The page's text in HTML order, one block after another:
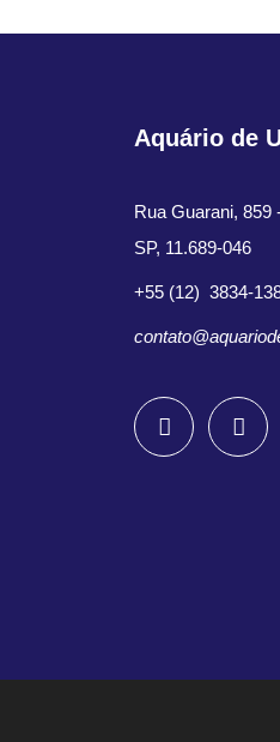
Aquário de
Rua Guarani, 859
SP, 11.689-046
+55 (12) 3834-